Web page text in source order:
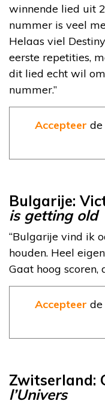
winnende lied uit
nummer is veel
Helaas viel
eerste repetities,
dit lied echt wil
nummer.”
Accepteer
Bulgarije:
is getting old
“Bulgarije vind ik
houden. Heel
Gaat hoog scoren,
Accepteer
Zwitserland:
l’Univers